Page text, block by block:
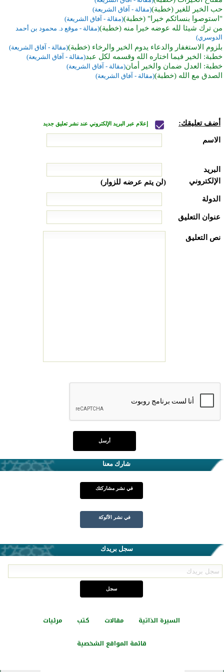
حب الخير للغير (خطبة)(مقالة - آفاق الشريعة)
"استوصوا بنسائكم خيرا" (خطبة)(مقالة - آفاق الشريعة)
من ترك شيئا لله عوضه خيرا منه (خطبة)(مقالة - موقع د. محمود بن أحمد
الدوسري)
بلزوم الاستغفار والدعاء يدوم الخير والرخاء (خطبة)(مقالة - آفاق الشريعة)
خطبة: الخير فيما اختاره الله وقسمه لكل عبد(مقالة - آفاق الشريعة)
خطبة: العدل ضمان والخير أمان(مقالة - آفاق الشريعة)
الصدق مع الله (خطبة)(مقالة - آفاق الشريعة)
أضف تعليقك: إعلام عبر البريد الإلكتروني عند نشر تعليق جديد
الاسم
البريد
الإلكتروني
(لن يتم عرضه للزوار)
الدولة
عنوان التعليق
نص التعليق
شارك معنا
في نشر مشاركتك
في نشر الألوكة
سجل بريدك
السيرة الذاتية مقالات كتب مرئيات
قائمة المواقع الشخصية